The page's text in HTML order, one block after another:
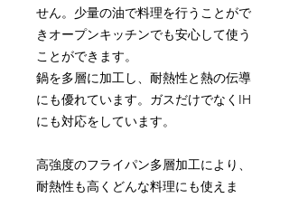
せん。少量の油で料理を行うことがで
きオープンキッチンでも安心して使う
ことができます。
鍋を多層に加工し、耐熱性と熱の伝導
にも優れています。ガスだけでなく IH
にも対応をしています。
高強度のフライパン多層加工により、
耐熱性も高くどんな料理にも使えま